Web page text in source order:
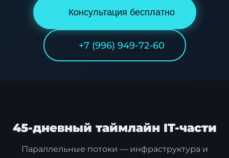
Консультация бесплатно
+7 (996) 949-72-60
45-дневный таймлайн IT-части
Параллельные потоки — инфраструктура и